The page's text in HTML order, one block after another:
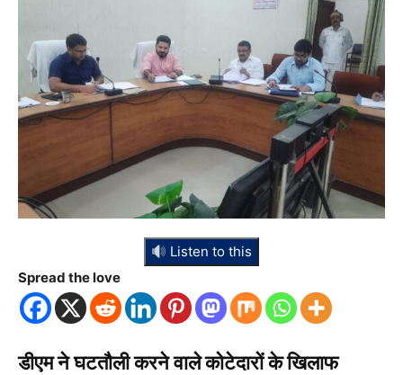
Listen to this
Spread the love
डीएम ने घटतौली करने वाले कोटेदारों के खिलाफ